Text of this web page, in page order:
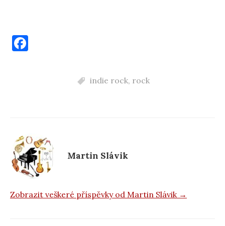
o
k
indie rock, rock
Martin Slávik
Zobrazit veškeré příspěvky od Martin Slávik →